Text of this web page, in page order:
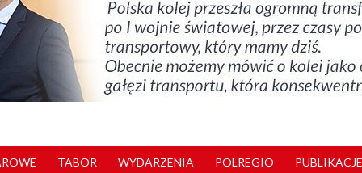
TABOR WYDARZENIA POLREGIO